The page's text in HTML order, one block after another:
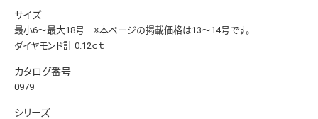
サイズ
最小6～最大18号 ※本ページの掲載価格は13～14号です。
ダイヤモンド計 0.12ｃｔ
カタログ番号
0979
シリーズ